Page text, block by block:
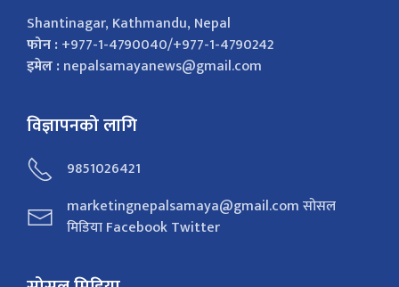
Shantinagar, Kathmandu, Nepal
फोन :+977-1-4790040/+977-1-4790242
इमेल :nepalsamayanews@gmail.com
विज्ञापनको लागि
9851026421
marketingnepalsamaya@gmail.com सोसल
मिडिया Facebook Twitter